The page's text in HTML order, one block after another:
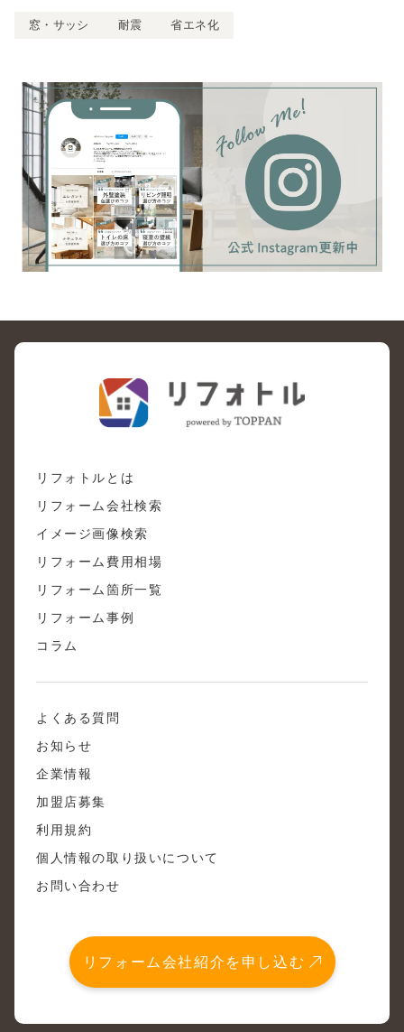
窓・サッシ 耐震 省エネ化
リフォトルとは
リフォーム会社検索
イメージ画像検索
リフォーム費用相場
リフォーム箇所一覧
リフォーム事例
コラム
よくある質問
お知らせ
企業情報
加盟店募集
利用規約
個人情報の取り扱いについて
お問い合わせ
リフォーム会社紹介を申し込む